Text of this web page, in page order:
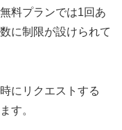
料プランでは1回あ
に制限が設けられて
にリクエストする
す。